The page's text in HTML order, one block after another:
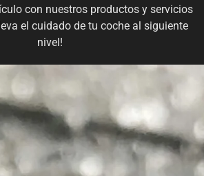
con nuestros productos y servicios
el cuidado de tu coche al siguiente
nivel!